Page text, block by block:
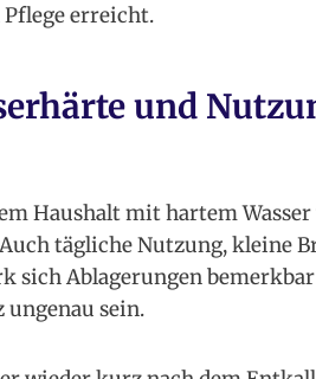
Pflege erreicht.
und
Haushalt mit hartem
tägliche Nutzung, kleine
sich Ablagerungen
sein.